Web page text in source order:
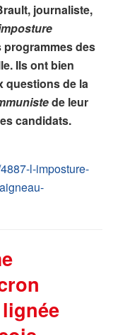
journaliste,
programmes des
Ils ont bien
questions de la
de leur
candidats.
l-imposture-